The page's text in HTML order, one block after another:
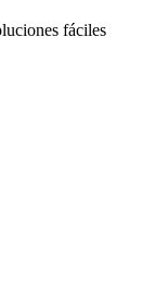
fáciles